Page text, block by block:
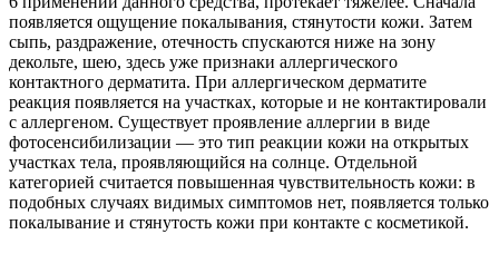
появляется ощущение покалывания, стянутости кожи. Затем
сыпь, раздражение, отечность спускаются ниже на зону
декольте, шею, здесь уже признаки аллергического
контактного дерматита. При аллергическом дерматите
реакция появляется на участках, которые и не контактировали
с аллергеном. Существует проявление аллергии в виде
фотосенсибилизации — это тип реакции кожи на открытых
участках тела, проявляющийся на солнце. Отдельной
категорией считается повышенная чувствительность кожи: в
подобных случаях видимых симптомов нет, появляется только
покалывание и стянутость кожи при контакте с косметикой.